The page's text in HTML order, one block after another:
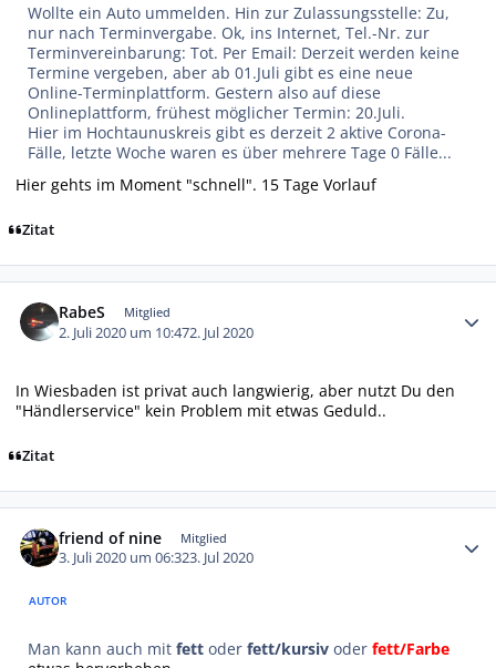
Wollte ein Auto ummelden. Hin zur Zulassungsstelle: Zu,
nur nach Terminvergabe. Ok, ins Internet, Tel.-Nr. zur
Terminvereinbarung: Tot. Per Email: Derzeit werden keine
Termine vergeben, aber ab 01.Juli gibt es eine neue
Online-Terminplattform. Gestern also auf diese
Onlineplattform, frühest möglicher Termin: 20.Juli.
Hier im Hochtaunuskreis gibt es derzeit 2 aktive Corona-
Fälle, letzte Woche waren es über mehrere Tage 0 Fälle...
Hier gehts im Moment "schnell". 15 Tage Vorlauf
Zitat
RabeS Mitglied
2. Juli 2020 um 10:472. Jul 2020
In Wiesbaden ist privat auch langwierig, aber nutzt Du den
"Händlerservice" kein Problem mit etwas Geduld..
Zitat
friend of nine Mitglied
3. Juli 2020 um 06:323. Jul 2020
AUTOR
Man kann auch mitfettoderfett/kursivoderfett/Farbe